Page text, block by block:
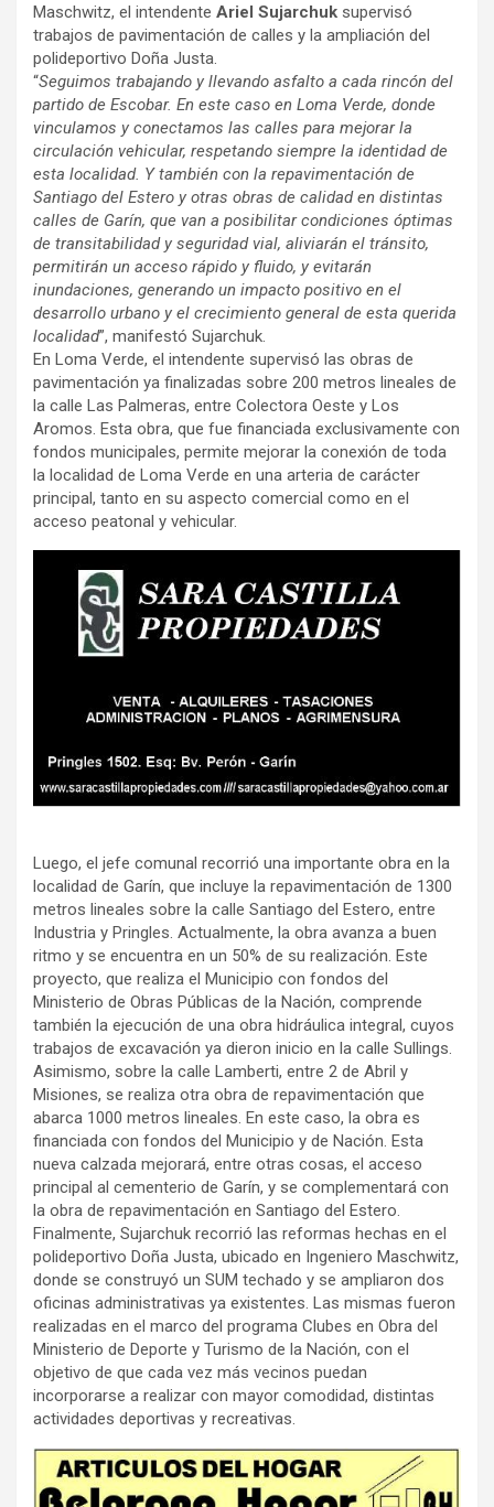
Maschwitz, el intendente Ariel Sujarchuk supervisó
trabajos de pavimentación de calles y la ampliación del
polideportivo Doña Justa.
“Seguimos trabajando y llevando asfalto a cada rincón del
partido de Escobar. En este caso en Loma Verde, donde
vinculamos y conectamos las calles para mejorar la
circulación vehicular, respetando siempre la identidad de
esta localidad. Y también con la repavimentación de
Santiago del Estero y otras obras de calidad en distintas
calles de Garín, que van a posibilitar condiciones óptimas
de transitabilidad y seguridad vial, aliviarán el tránsito,
permitirán un acceso rápido y fluido, y evitarán
inundaciones, generando un impacto positivo en el
desarrollo urbano y el crecimiento general de esta querida
localidad”, manifestó Sujarchuk.
En Loma Verde, el intendente supervisó las obras de
pavimentación ya finalizadas sobre 200 metros lineales de
la calle Las Palmeras, entre Colectora Oeste y Los
Aromos. Esta obra, que fue financiada exclusivamente con
fondos municipales, permite mejorar la conexión de toda
la localidad de Loma Verde en una arteria de carácter
principal, tanto en su aspecto comercial como en el
acceso peatonal y vehicular.
Luego, el jefe comunal recorrió una importante obra en la
localidad de Garín, que incluye la repavimentación de 1300
metros lineales sobre la calle Santiago del Estero, entre
Industria y Pringles. Actualmente, la obra avanza a buen
ritmo y se encuentra en un 50% de su realización. Este
proyecto, que realiza el Municipio con fondos del
Ministerio de Obras Públicas de la Nación, comprende
también la ejecución de una obra hidráulica integral, cuyos
trabajos de excavación ya dieron inicio en la calle Sullings.
Asimismo, sobre la calle Lamberti, entre 2 de Abril y
Misiones, se realiza otra obra de repavimentación que
abarca 1000 metros lineales. En este caso, la obra es
financiada con fondos del Municipio y de Nación. Esta
nueva calzada mejorará, entre otras cosas, el acceso
principal al cementerio de Garín, y se complementará con
la obra de repavimentación en Santiago del Estero.
Finalmente, Sujarchuk recorrió las reformas hechas en el
polideportivo Doña Justa, ubicado en Ingeniero Maschwitz,
donde se construyó un SUM techado y se ampliaron dos
oficinas administrativas ya existentes. Las mismas fueron
realizadas en el marco del programa Clubes en Obra del
Ministerio de Deporte y Turismo de la Nación, con el
objetivo de que cada vez más vecinos puedan
incorporarse a realizar con mayor comodidad, distintas
actividades deportivas y recreativas.